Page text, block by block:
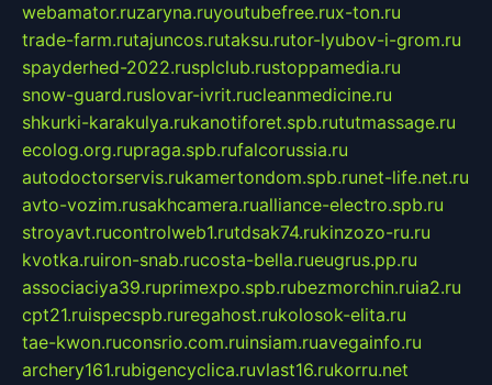
webamator.ruzaryna.ruyoutubefree.rux-ton.ru
trade-farm.rutajuncos.rutaksu.rutor-lyubov-i-grom.ru
spayderhed-2022.rusplclub.rustoppamedia.ru
snow-guard.ruslovar-ivrit.rucleanmedicine.ru
shkurki-karakulya.rukanotiforet.spb.rututmassage.ru
ecolog.org.rupraga.spb.rufalcorussia.ru
autodoctorservis.rukamertondom.spb.runet-life.net.ru
avto-vozim.rusakhcamera.rualliance-electro.spb.ru
stroyavt.rucontrolweb1.rutdsak74.rukinzozo-ru.ru
kvotka.ruiron-snab.rucosta-bella.rueugrus.pp.ru
associaciya39.ruprimexpo.spb.rubezmorchin.ruia2.ru
cpt21.ruispecspb.ruregahost.rukolosok-elita.ru
tae-kwon.ruconsrio.com.ruinsiam.ruavegainfo.ru
archery161.rubigencyclica.ruvlast16.rukorru.net